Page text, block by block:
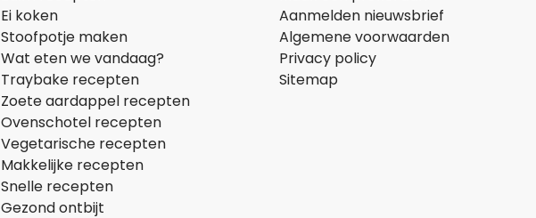
Ei koken
Stoofpotje maken
Wat eten we vandaag?
Traybake recepten
Zoete aardappel recepten
Ovenschotel recepten
Vegetarische recepten
Makkelijke recepten
Snelle recepten
Gezond ontbijt
Aanmelden nieuwsbrief
Algemene voorwaarden
Privacy policy
Sitemap